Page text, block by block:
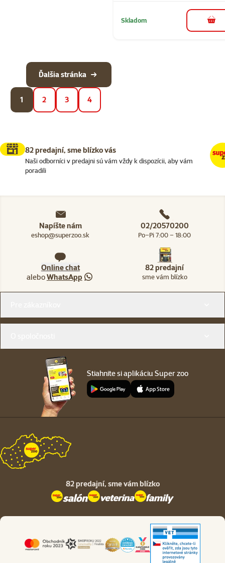
Skladom do
1 2 3 4
Ďalšia stránka
82 predajní, sme blízko vás
Naši odborníci v predajni sú vám vždy k dispozícii, aby vám
poradili
Napíšte nám
eshop@superzoo.sk
02/20570200
Po–Pi 7:00 – 18:00
Online chat
aleboWhatsApp
82 predajní
sme vám blízko
Stiahnite si aplikáciu Super zoo
82 predajní, sme vám blízko